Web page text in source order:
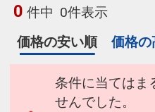
0 件中 0件表示
価格の安い順
価格の
条件に当てはま
せんでした。